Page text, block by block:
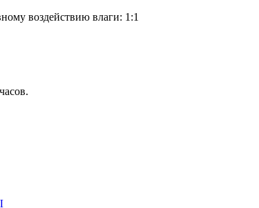
воздействию влаги: 1:1